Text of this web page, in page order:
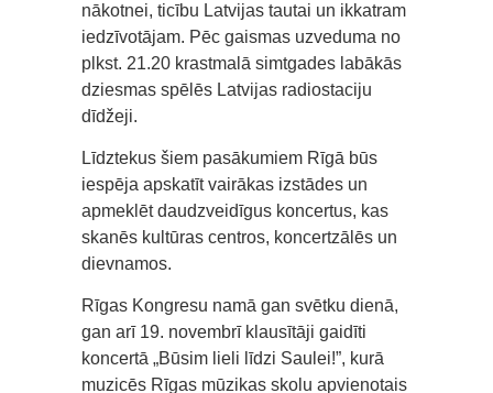
nākotnei, ticību Latvijas tautai un ikkatram
iedzīvotājam. Pēc gaismas uzveduma no
plkst. 21.20 krastmalā simtgades labākās
dziesmas spēlēs Latvijas radiostaciju
dīdžeji.
Līdztekus šiem pasākumiem Rīgā būs
iespēja apskatīt vairākas izstādes un
apmeklēt daudzveidīgus koncertus, kas
skanēs kultūras centros, koncertzālēs un
dievnamos.
Rīgas Kongresu namā gan svētku dienā,
gan arī 19. novembrī klausītāji gaidīti
koncertā „Būsim lieli līdzi Saulei!”, kurā
muzicēs Rīgas mūzikas skolu apvienotais